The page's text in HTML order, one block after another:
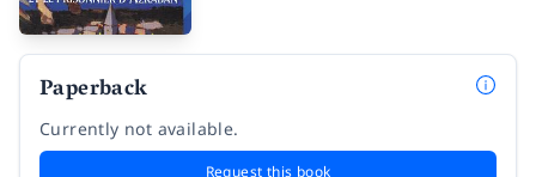
Paperback
Currently not available.
Request this book